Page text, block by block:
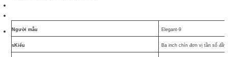
Người mẫu Elegant-9
sKiểu Ba inch chín đơn vị tần số đầy